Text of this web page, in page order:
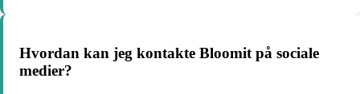
Hvordan kan jeg kontakte Bloomit på sociale
medier?